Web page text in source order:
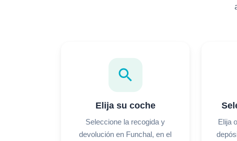
search
Elija su coche
Seleccione la recogida y
devolución en Funchal, en el
Elija